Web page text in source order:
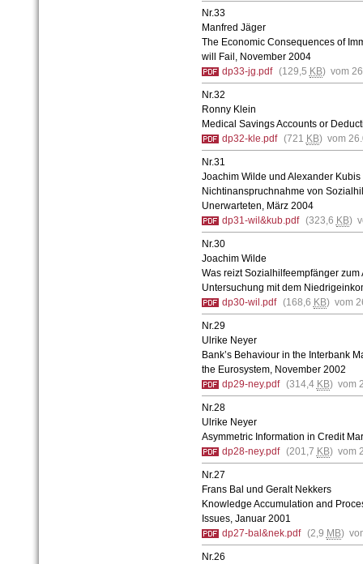
Nr.33
Manfred Jäger
The Economic Consequences of
will Fail, November 2004
dp33-jg.pdf (129,5 KB) vom
Nr.32
Ronny Klein
Medical Savings Accounts or
dp32-kle.pdf (721 KB) vom
Nr.31
Joachim Wilde und Alexander Kubis
Nichtinanspruchnahme von
Unerwarteten, März 2004
dp31-wil&kub.pdf (323,6 KB)
Nr.30
Joachim Wilde
Was reizt Sozialhilfeempfänger
Untersuchung mit dem
dp30-wil.pdf (168,6 KB) vom
Nr.29
Ulrike Neyer
Bank’s Behaviour in the Interbank
the Eurosystem, November 2002
dp29-ney.pdf (314,4 KB) vom
Nr.28
Ulrike Neyer
Asymmetric Information in Credit
dp28-ney.pdf (201,7 KB) vom
Nr.27
Frans Bal und Geralt Nekkers
Knowledge Accumulation and
Issues, Januar 2001
dp27-bal&nek.pdf (2,9 MB)
Nr.26